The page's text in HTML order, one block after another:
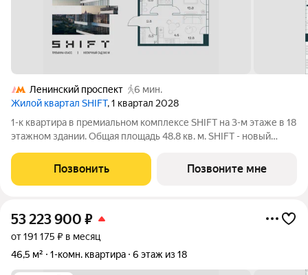
Ленинский проспект
6 мин.
Жилой квартал SHIFT, 1 квартал 2028
1-к квартира в премиальном комплексе SHIFT на 3-м этаже в 18
этажном здании. Общая площадь 48.8 кв. м. SHIFT - новый
районе, в 300 м от Нескучного сада. Главная особенность
проекта - 5 башен, в
Позвонить Позвоните мне
53 223 900 ₽
от 191 175 ₽ в месяц
46,5 м²
1-комн. квартира 6 этаж из 18